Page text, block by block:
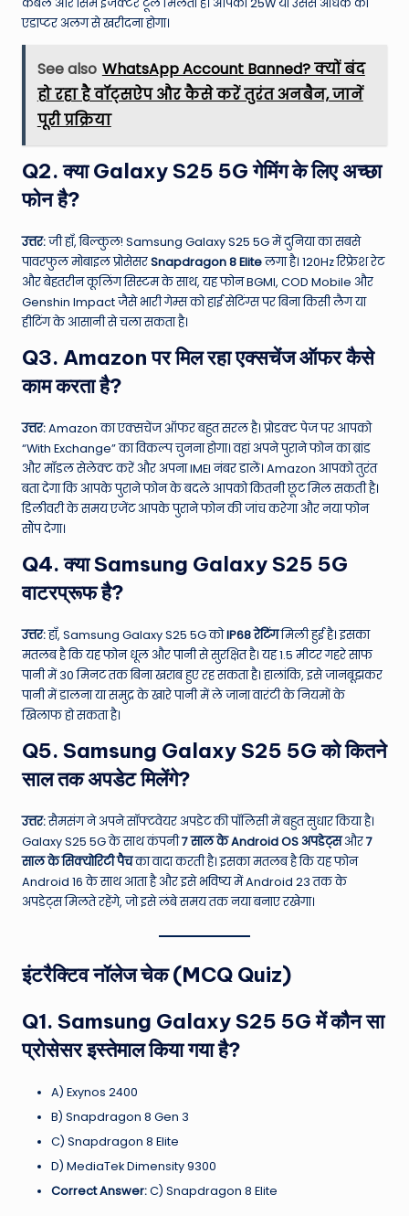
केबल और सिम इजेक्टर टूल मिलता है। आपको 25W या उससे अधिक का
एडाप्टर अलग से खरीदना होगा।
See also WhatsApp Account Banned? क्यों बंद
हो रहा है वॉट्सऐप और कैसे करें तुरंत अनबैन, जानें
पूरी प्रक्रिया
Q2. क्या Galaxy S25 5G गेमिंग के लिए अच्छा
फोन है?
उत्तर:जी हाँ, बिल्कुल! Samsung Galaxy S25 5G में दुनिया का सबसे
पावरफुल मोबाइल प्रोसेसरSnapdragon 8 Eliteलगा है। 120Hz रिफ्रेश रेट
और बेहतरीन कूलिंग सिस्टम के साथ, यह फोन BGMI, COD Mobile और
Genshin Impact जैसे भारी गेम्स को हाई सेटिंग्स पर बिना किसी लैग या
हीटिंग के आसानी से चला सकता है।
Q3. Amazon पर मिल रहा एक्सचेंज ऑफर कैसे
काम करता है?
उत्तर:Amazon का एक्सचेंज ऑफर बहुत सरल है। प्रोडक्ट पेज पर आपको
“With Exchange” का विकल्प चुनना होगा। वहां अपने पुराने फोन का ब्रांड
और मॉडल सेलेक्ट करें और अपना IMEI नंबर डालें। Amazon आपको तुरंत
बता देगा कि आपके पुराने फोन के बदले आपको कितनी छूट मिल सकती है।
डिलीवरी के समय एजेंट आपके पुराने फोन की जांच करेगा और नया फोन
सौंप देगा।
Q4. क्या Samsung Galaxy S25 5G
वाटरप्रूफ है?
उत्तर:हाँ, Samsung Galaxy S25 5G कोIP68 रेटिंगमिली हुई है। इसका
मतलब है कि यह फोन धूल और पानी से सुरक्षित है। यह 1.5 मीटर गहरे साफ
पानी में 30 मिनट तक बिना खराब हुए रह सकता है। हालांकि, इसे जानबूझकर
पानी में डालना या समुद्र के खारे पानी में ले जाना वारंटी के नियमों के
खिलाफ हो सकता है।
Q5. Samsung Galaxy S25 5G को कितने
साल तक अपडेट मिलेंगे?
उत्तर:सैमसंग ने अपने सॉफ्टवेयर अपडेट की पॉलिसी में बहुत सुधार किया है।
Galaxy S25 5G के साथ कंपनी7 साल के Android OS अपडेट्सऔर7
साल के सिक्योरिटी पैचका वादा करती है। इसका मतलब है कि यह फोन
Android 16 के साथ आता है और इसे भविष्य में Android 23 तक के
अपडेट्स मिलते रहेंगे, जो इसे लंबे समय तक नया बनाए रखेगा।
इंटरैक्टिव नॉलेज चेक (MCQ Quiz)
Q1. Samsung Galaxy S25 5G में कौन सा
प्रोसेसर इस्तेमाल किया गया है?
A) Exynos 2400
B) Snapdragon 8 Gen 3
C) Snapdragon 8 Elite
D) MediaTek Dimensity 9300
Correct Answer:C) Snapdragon 8 Elite